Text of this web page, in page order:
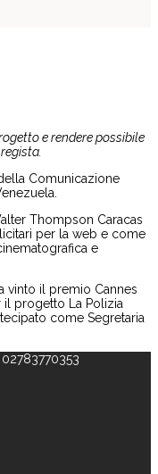
e rendere possibile
Comunicazione
Thompson Caracas
per la web e come
e
vinto il premio Cannes
il progetto La Polizia
come Segretaria
02783770353